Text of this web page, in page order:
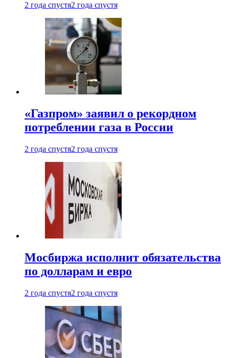
2 года спустя2 года спустя
«Газпром» заявил о рекордном
потреблении газа в России
2 года спустя2 года спустя
Мосбиржа исполнит обязательства
по долларам и евро
2 года спустя2 года спустя